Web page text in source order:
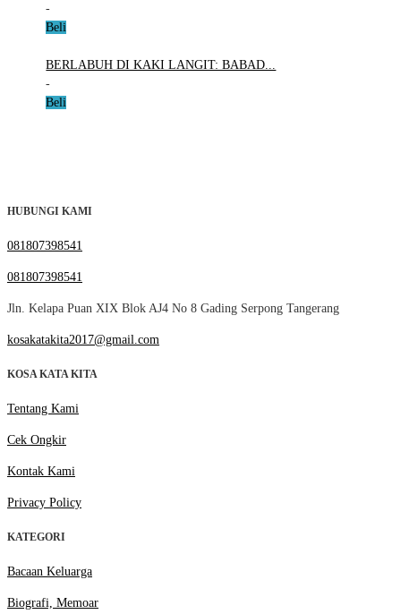
-
Beli
BERLABUH DI KAKI LANGIT: BABAD...
-
Beli
HUBUNGI KAMI
081807398541
081807398541
Jln. Kelapa Puan XIX Blok AJ4 No 8 Gading Serpong Tangerang
kosakatakita2017@gmail.com
KOSA KATA KITA
Tentang Kami
Cek Ongkir
Kontak Kami
Privacy Policy
KATEGORI
Bacaan Keluarga
Biografi, Memoar